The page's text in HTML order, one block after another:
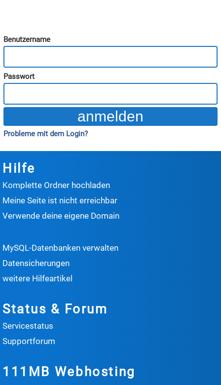
Benutzername
Passwort
Probleme mit dem Login?
Hilfe
Komplette Ordner hochladen
Meine Seite ist nicht erreichbar
Verwende deine eigene Domain
MySQL-Datenbanken verwalten
Datensicherungen
weitere Hilfeartikel
Status & Forum
Servicestatus
Supportforum
111MB Webhosting